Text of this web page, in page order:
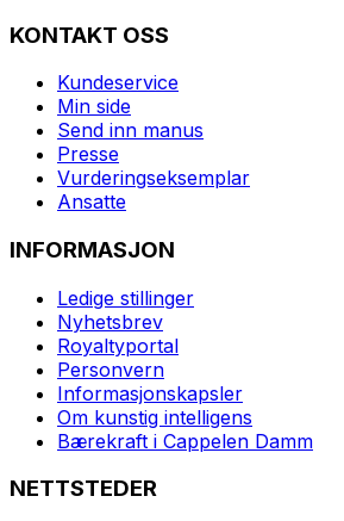
KONTAKT OSS
Kundeservice
Min side
Send inn manus
Presse
Vurderingseksemplar
Ansatte
INFORMASJON
Ledige stillinger
Nyhetsbrev
Royaltyportal
Personvern
Informasjonskapsler
Om kunstig intelligens
Bærekraft i Cappelen Damm
NETTSTEDER